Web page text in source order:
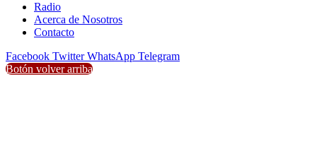
Radio
Acerca de Nosotros
Contacto
Facebook Twitter WhatsApp Telegram
Botón volver arriba